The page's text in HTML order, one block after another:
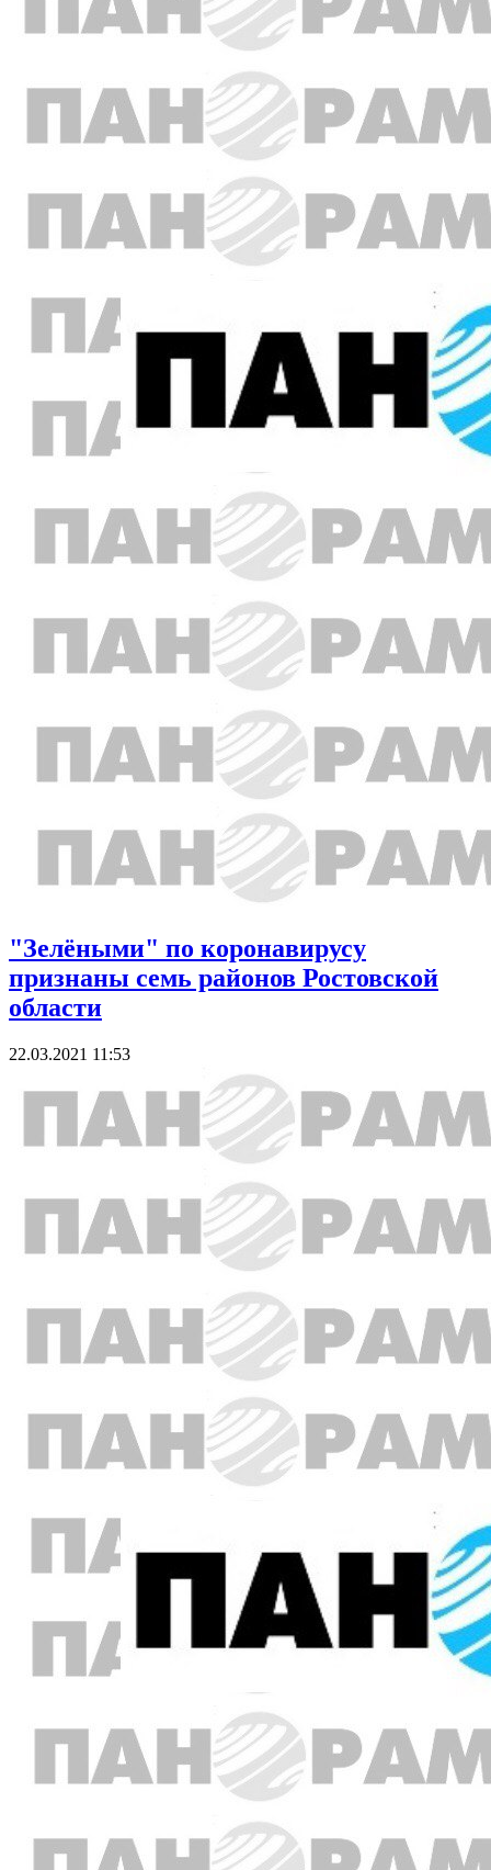
"Зелёными" по коронавирусу
признаны семь районов Ростовской
области
22.03.2021 11:53